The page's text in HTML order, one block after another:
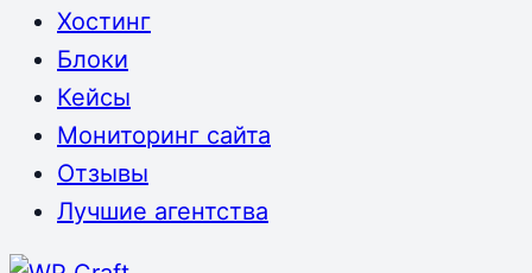
Хостинг
Блоки
Кейсы
Мониторинг сайта
Отзывы
Лучшие агентства